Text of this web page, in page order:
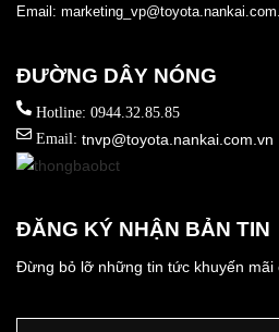
Email:
ĐƯỜNG DÂY NÓNG
Hotline: 0944.32.85.85
Email: tnvp@toyota.nankai.com.vn
ĐĂNG KÝ NHẬN BẢN TIN
Đừng bỏ lỡ những tin tức khuyến mãi